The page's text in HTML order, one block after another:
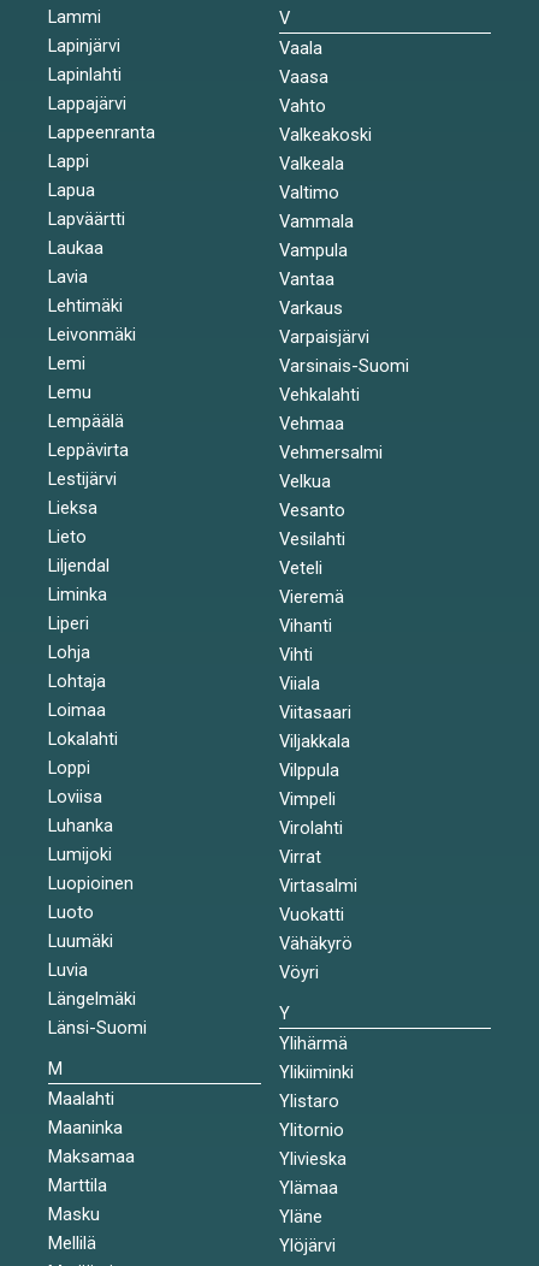
Lammi
Lapinjärvi
Lapinlahti
Lappajärvi
Lappeenranta
Lappi
Lapua
Lapväärtti
Laukaa
Lavia
Lehtimäki
Leivonmäki
Lemi
Lemu
Lempäälä
Leppävirta
Lestijärvi
Lieksa
Lieto
Liljendal
Liminka
Liperi
Lohja
Lohtaja
Loimaa
Lokalahti
Loppi
Loviisa
Luhanka
Lumijoki
Luopioinen
Luoto
Luumäki
Luvia
Längelmäki
Länsi-Suomi
M
Maalahti
Maaninka
Maksamaa
Marttila
Masku
Mellilä
V
Vaala
Vaasa
Vahto
Valkeakoski
Valkeala
Valtimo
Vammala
Vampula
Vantaa
Varkaus
Varpaisjärvi
Varsinais-Suomi
Vehkalahti
Vehmaa
Vehmersalmi
Velkua
Vesanto
Vesilahti
Veteli
Vieremä
Vihanti
Vihti
Viiala
Viitasaari
Viljakkala
Vilppula
Vimpeli
Virolahti
Virrat
Virtasalmi
Vuokatti
Vähäkyrö
Vöyri
Y
Ylihärmä
Ylikiiminki
Ylistaro
Ylitornio
Ylivieska
Ylämaa
Yläne
Ylöjärvi